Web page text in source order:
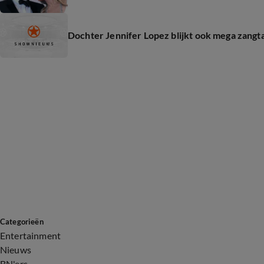
Dochter Jennifer Lopez blijkt ook mega
Categorieën
Entertainment
Nieuws